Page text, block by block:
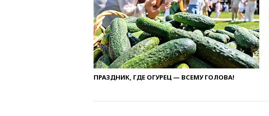
ПРАЗДНИК, ГДЕ ОГУРЕЦ — ВСЕМУ ГОЛОВА!